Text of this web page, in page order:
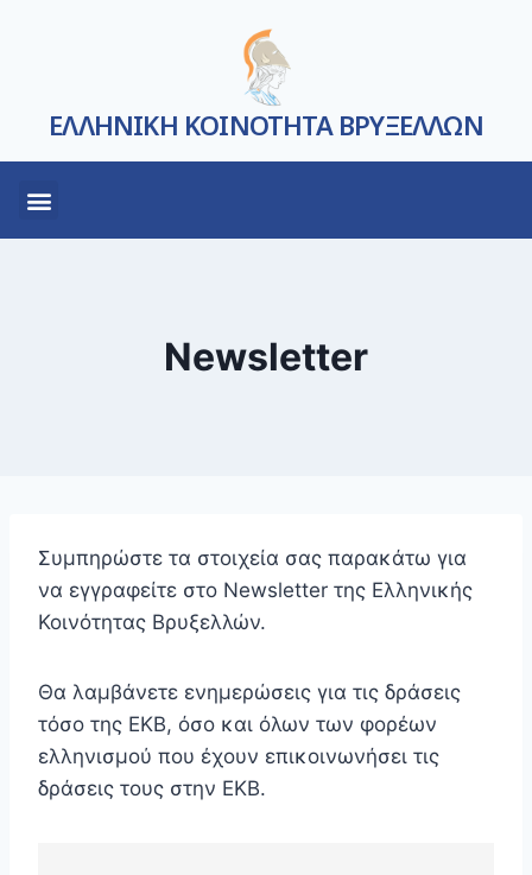
ΕΛΛΗΝΙΚΗ ΚΟΙΝΟΤΗΤΑ ΒΡΥΞΕΛΛΩΝ
Newsletter
Συμπηρώστε τα στοιχεία σας παρακάτω για
να εγγραφείτε στο Newsletter της Ελληνικής
Κοινότητας Βρυξελλών.
Θα λαμβάνετε ενημερώσεις για τις δράσεις
τόσο της ΕΚΒ, όσο και όλων των φορέων
ελληνισμού που έχουν επικοινωνήσει τις
δράσεις τους στην ΕΚΒ.